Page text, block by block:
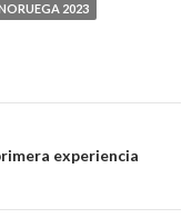
2023
experiencia